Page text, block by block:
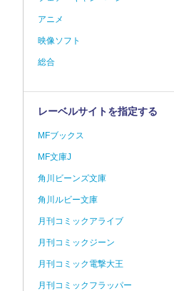
アニメ
映像ソフト
総合
レーベルサイトを指定する
MFブックス
MF文庫J
角川ビーンズ文庫
角川ルビー文庫
月刊コミックアライブ
月刊コミックジーン
月刊コミック電撃大王
月刊コミックフラッパー